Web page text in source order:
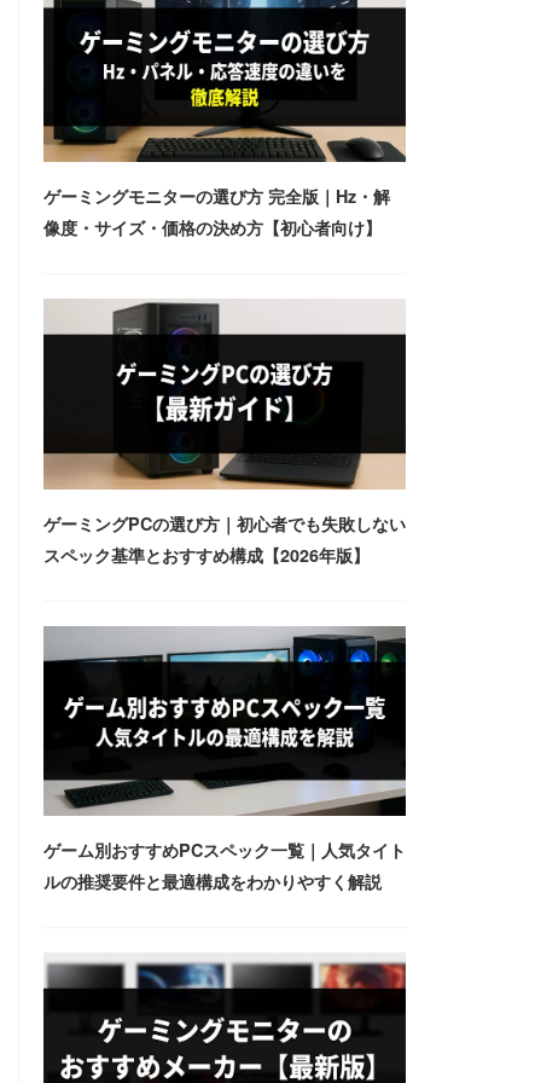
ゲーミングモニターの選び方 完全版｜Hz・解
像度・サイズ・価格の決め方【初心者向け】
ゲーミングPCの選び方｜初心者でも失敗しない
スペック基準とおすすめ構成【2026年版】
ゲーム別おすすめPCスペック一覧｜人気タイト
ルの推奨要件と最適構成をわかりやすく解説